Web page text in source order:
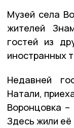
Музей села
жителей
гостей из
иностранных
Недавней
Натали,
Воронцовка
Здесь жили её